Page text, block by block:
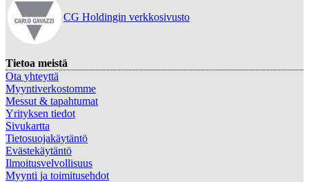
CG Holdingin verkkosivusto
Tietoa meistä
Ota yhteyttä
Myyntiverkostomme
Messut & tapahtumat
Yrityksen tiedot
Sivukartta
Tietosuojakäytäntö
Evästekäytäntö
Ilmoitusvelvollisuus
Myynti ja toimitusehdot